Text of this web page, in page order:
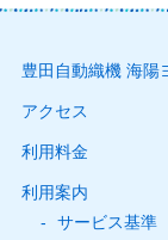
豊田自動織機 海陽
アクセス
利用料金
利用案内
サービス基準